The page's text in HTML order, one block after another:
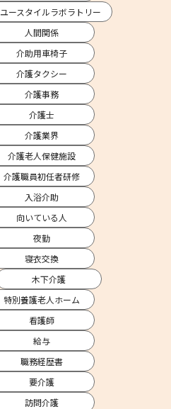
ユースタイルラボラトリー
人間関係
介助用車椅子
介護タクシー
介護事務
介護士
介護業界
介護老人保健施設
介護職員初任者研修
入浴介助
向いている人
夜勤
寝衣交換
木下介護
特別養護老人ホーム
看護師
給与
職務経歴書
要介護
訪問介護